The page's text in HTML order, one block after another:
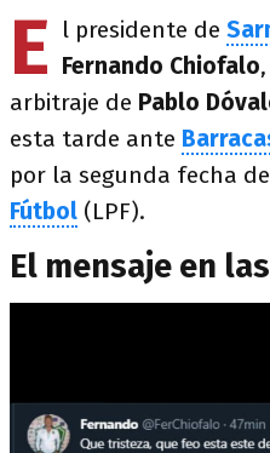
E l presidente de
Fernando Chiofalo
arbitraje de Pablo
esta tarde ante
por la segunda fecha
Fútbol (LPF).
El mensaje en